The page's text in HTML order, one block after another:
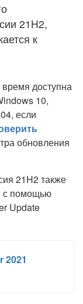
21H2,
к
доступна
10,
если
обновления
21H2 также
с помощью
Update
2021